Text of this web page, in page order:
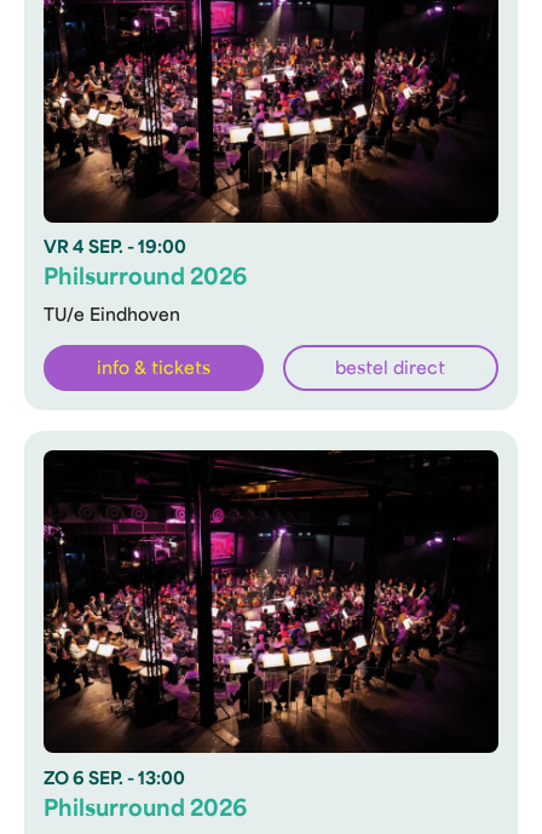
VR 4 SEP. - 19:00
TU/e Eindhoven
Philsurround 2026
info & tickets bestel direct
ZO 6 SEP. - 13:00
Philsurround 2026